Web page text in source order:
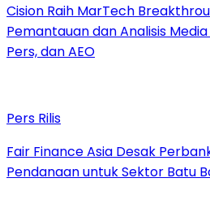
Cision Raih MarTech
Pemantauan dan Analisis
Pers, dan AEO
Pers Rilis
Fair Finance Asia Desak
Pendanaan untuk Sektor Batu